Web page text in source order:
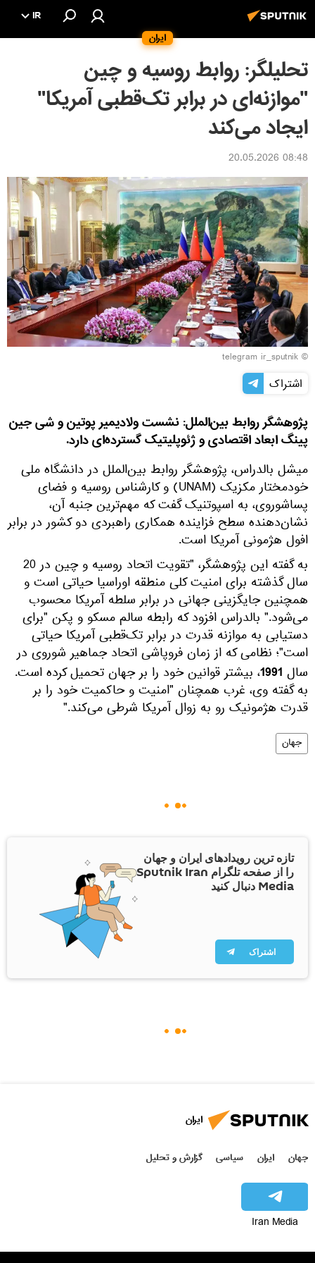
ایران
IR
تحلیلگر: روابط روسیه و چین
"موازنه‌ای در برابر تک‌قطبی آمریکا"
ایجاد می‌کند
08:48 20.05.2026
© telegram ir_sputnik
اشتراک
پژوهشگر روابط بین‌الملل: نشست ولادیمیر پوتین و شی جین
پینگ ابعاد اقتصادی و ژئوپلیتیک گسترده‌ای دارد.
میشل بالدراس، پژوهشگر روابط بین‌الملل در دانشگاه ملی
خودمختار مکزیک (UNAM) و کارشناس روسیه و فضای
پساشوروی، به اسپوتنیک گفت که مهم‌ترین جنبه آن،
نشان‌دهنده سطح فزاینده همکاری راهبردی دو کشور در برابر
افول هژمونی آمریکا است.
به گفته این پژوهشگر، "تقویت اتحاد روسیه و چین در 20
سال گذشته برای امنیت کلی منطقه اوراسیا حیاتی است و
همچنین جایگزینی جهانی در برابر سلطه آمریکا محسوب
می‌شود." بالدراس افزود که رابطه سالم مسکو و پکن "برای
دستیابی به موازنه قدرت در برابر تک‌قطبی آمریکا حیاتی
است"؛ نظامی که از زمان فروپاشی اتحاد جماهیر شوروی در
سال 1991، بیشتر قوانین خود را بر جهان تحمیل کرده است.
به گفته وی، غرب همچنان "امنیت و حاکمیت خود را بر
قدرت هژمونیک رو به زوال آمریکا شرطی می‌کند."
جهان
تازه ترین رویدادهای ایران و جهان
را از صفحه تلگرام Sputnik Iran
Media دنبال کنید
اشتراک
ایران
جهان ایران سیاسی گزارش و تحلیل
Iran Media